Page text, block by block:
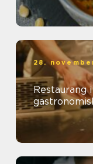
28.
Restaurang